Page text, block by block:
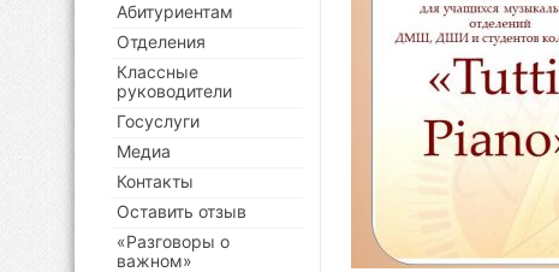
Абитуриентам
Отделения
Классные
руководители
Госуслуги
Медиа
Контакты
Оставить отзыв
«Разговоры о
важном»